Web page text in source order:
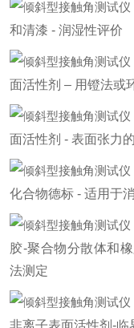
和清漆 - 润湿性评价
面活性剂 – 用镫法或
面活性剂 - 表面张力
化合物德标 - 适用于
胶-聚合物分散体和
法测定
非离子表面活性剂-临